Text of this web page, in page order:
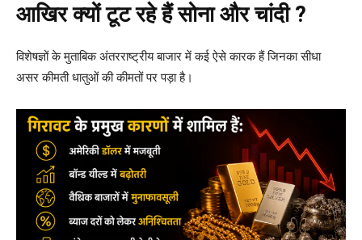
आखिर क्यों टूट रहे हैं सोना और चांदी ?
विशेषज्ञों के मुताबिक अंतरराष्ट्रीय बाजार में कई ऐसे कारक हैं जिनका सीधा
असर कीमती धातुओं की कीमतों पर पड़ा है।